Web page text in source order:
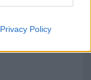
Privacy Policy